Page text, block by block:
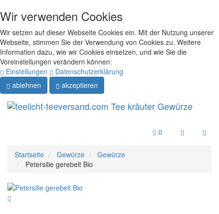
Wir verwenden Cookies
Wir setzen auf dieser Webseite Cookies ein. Mit der Nutzung unserer
Webseite, stimmen Sie der Verwendung von Cookies zu. Weitere
Information dazu, wie wir Cookies einsetzen, und wie Sie die
Voreinstellungen verändern können:
Einstellungen
Datenschutzerklärung
ablehnen
akzeptieren
0
Startseite Gewürze
Gewürze
Petersilie gerebelt Bio